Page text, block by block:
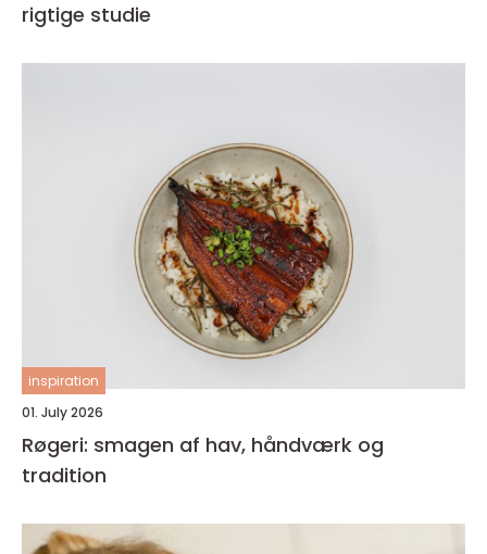
rigtige studie
inspiration
01. July 2026
Røgeri: smagen af hav, håndværk og
tradition